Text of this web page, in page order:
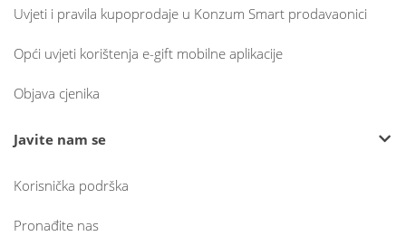
Uvjeti i pravila kupoprodaje u Konzum Smart prodavaonici
Opći uvjeti korištenja e-gift mobilne aplikacije
Objava cjenika
Javite nam se
Korisnička podrška
Pronađite nas